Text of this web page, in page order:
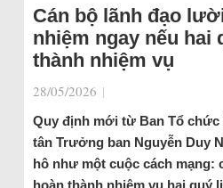
Cán bộ lãnh đạo
nhiệm ngay nếu hai
thành nhiệm vụ
28/05/2026 |
Quy định mới từ Ban Tổ
tân Trưởng ban Nguyễn Duy
hô như một cuộc cách mạng:
hoàn thành nhiệm vụ hai quý